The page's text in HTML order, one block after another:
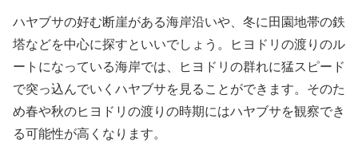
ハヤブサの好む断崖がある海岸沿いや、冬に田園地帯の鉄
塔などを中心に探すといいでしょう。ヒヨドリの渡りのル
ートになっている海岸では、ヒヨドリの群れに猛スピード
で突っ込んでいくハヤブサを見ることができます。そのた
め春や秋のヒヨドリの渡りの時期にはハヤブサを観察でき
る可能性が高くなります。